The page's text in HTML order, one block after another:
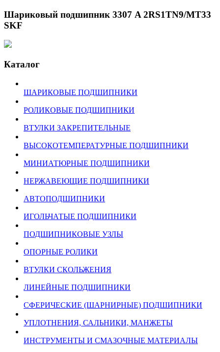
Шариковый подшипник 3307 A 2RS1TN9/MT33
SKF
Каталог
ШАРИКОВЫЕ ПОДШИПНИКИ
РОЛИКОВЫЕ ПОДШИПНИКИ
ВТУЛКИ ЗАКРЕПИТЕЛЬНЫЕ
ВЫСОКОТЕМПЕРАТУРНЫЕ ПОДШИПНИКИ
МИНИАТЮРНЫЕ ПОДШИПНИКИ
НЕРЖАВЕЮЩИЕ ПОДШИПНИКИ
АВТОПОДШИПНИКИ
ИГОЛЬЧАТЫЕ ПОДШИПНИКИ
ПОДШИПНИКОВЫЕ УЗЛЫ
ОПОРНЫЕ РОЛИКИ
ВТУЛКИ СКОЛЬЖЕНИЯ
ЛИНЕЙНЫЕ ПОДШИПНИКИ
СФЕРИЧЕСКИЕ (ШАРНИРНЫЕ) ПОДШИПНИКИ
УПЛОТНЕНИЯ, САЛЬНИКИ, МАНЖЕТЫ
ИНСТРУМЕНТЫ И СМАЗОЧНЫЕ МАТЕРИАЛЫ